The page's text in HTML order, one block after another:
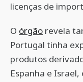
licenças de
O órgão revela
Portugal tinha
produtos
Espanha e